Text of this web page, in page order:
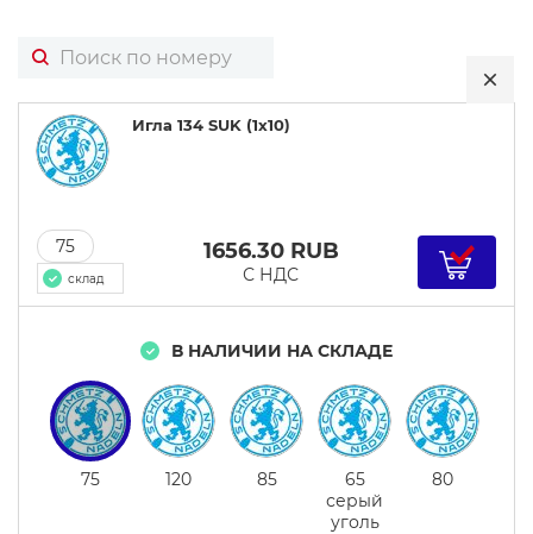
Игла 134 SUK (1x10)
75
склад
1656.30 RUB
С НДС
В НАЛИЧИИ НА СКЛАДЕ
75 120 85
65
серый
уголь
80